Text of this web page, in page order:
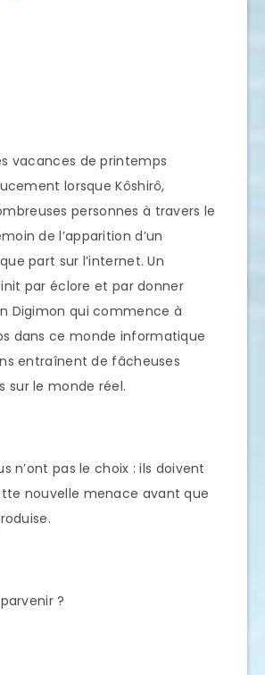
vacances de printemps
lorsque Kôshirô,
personnes à travers le
de l’apparition d’un
part sur l’internet. Un
par éclore et par donner
Digimon qui commence à
dans ce monde informatique
entraînent de fâcheuses
sur le monde réel.
n’ont pas le choix : ils doivent
nouvelle menace avant que
?